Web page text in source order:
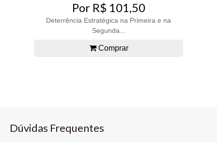
Por R$ 101,50
Deterrência Estratégica na Primeira e na
Segunda...
Comprar
Dúvidas Frequentes